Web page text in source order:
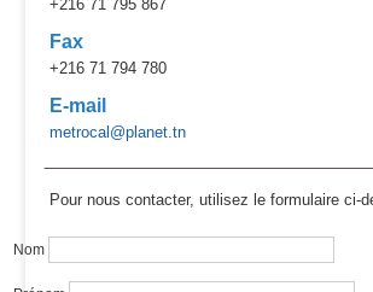
+216 71 795 867
Fax
+216 71 794 780
E-mail
metrocal@planet.tn
Pour nous contacter, utilisez le formulaire ci-
Nom